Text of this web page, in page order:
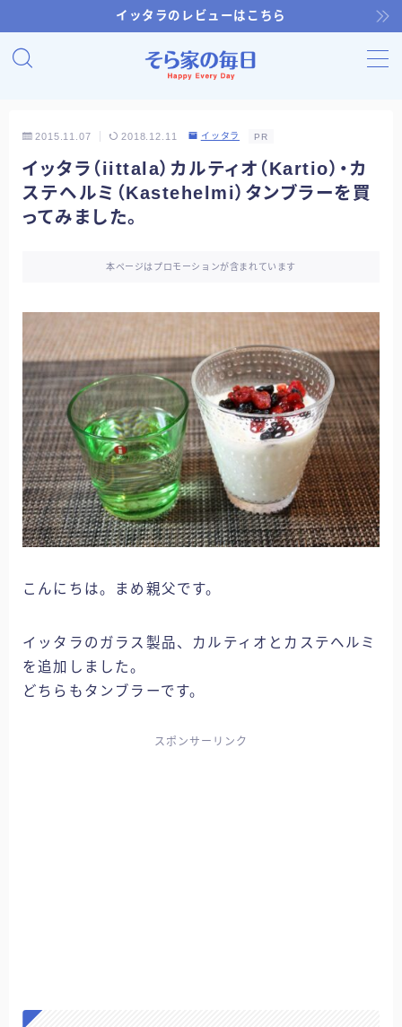
イッタラのレビューはこちら
MENU
そら家のキッチン
おいしいそら家
そら家の健康
そら家の園芸
そら日誌
ホーム
そら家のキッチン
おいしいそら家
そら家のお買い物
2015.11.07 2018.12.11 イッタラ PR
イッタラ（iittala）カルティオ（Kartio）・カ
ステヘルミ（Kastehelmi）タンブラーを買
ってみました。
本ページはプロモーションが含まれています
こんにちは。まめ親父です。
イッタラのガラス製品、カルティオとカステヘルミ
を追加しました。
どちらもタンブラーです。
スポンサーリンク